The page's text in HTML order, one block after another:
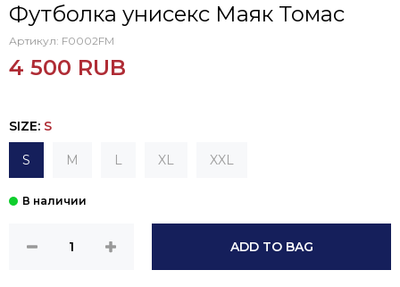
Футболка унисекс Маяк Томас
Артикул: F0002FM
4 500 RUB
SIZE: S
S M L XL XXL
ADD TO BAG